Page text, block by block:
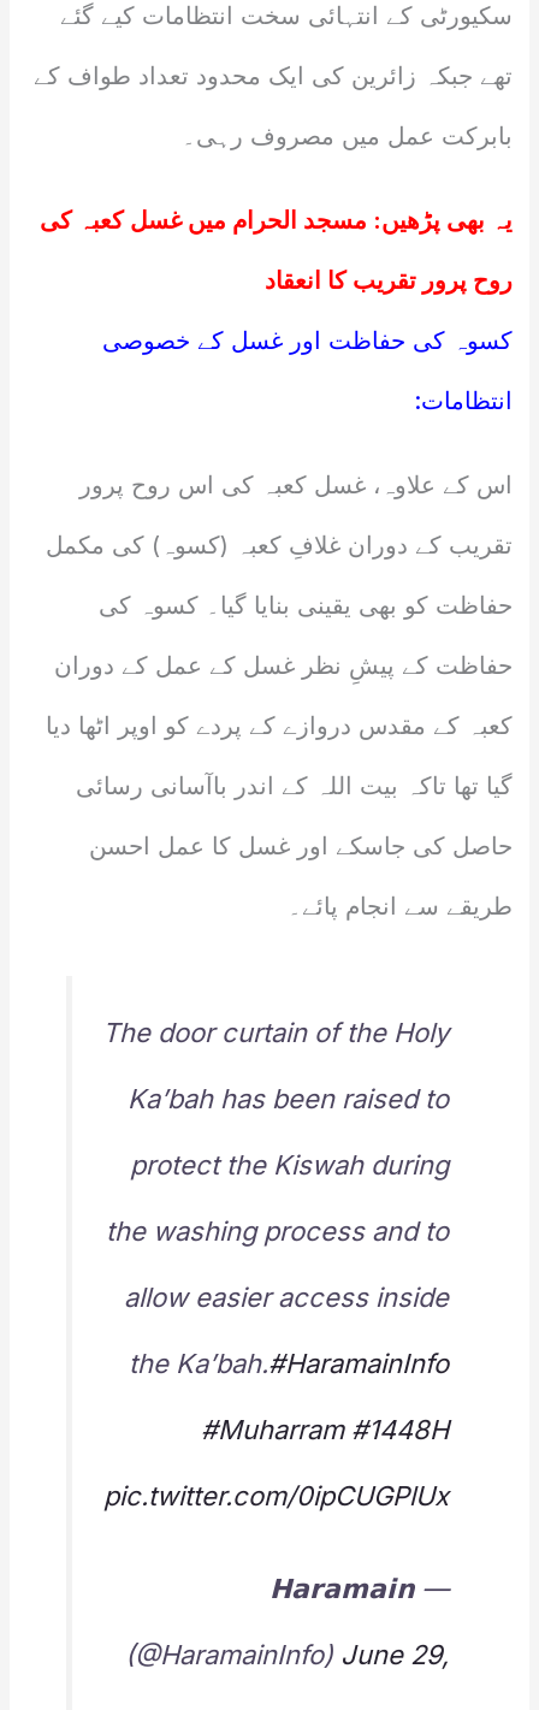
سکیورٹی کے انتہائی سخت انتظامات کیے گئے
تھے جبکہ زائرین کی ایک محدود تعداد طواف کے
بابرکت عمل میں مصروف رہی۔
یہ بھی پڑھیں: مسجد الحرام میں غسل کعبہ کی
روح پرور تقریب کا انعقاد
کسوہ کی حفاظت اور غسل کے خصوصی
انتظامات:
اس کے علاوہ، غسل کعبہ کی اس روح پرور
تقریب کے دوران غلافِ کعبہ (کسوہ) کی مکمل
حفاظت کو بھی یقینی بنایا گیا۔ کسوہ کی
حفاظت کے پیشِ نظر غسل کے عمل کے دوران
کعبہ کے مقدس دروازے کے پردے کو اوپر اٹھا دیا
گیا تھا تاکہ بیت اللہ کے اندر باآسانی رسائی
حاصل کی جاسکے اور غسل کا عمل احسن
طریقے سے انجام پائے۔
The door curtain of the Holy
Ka’bah has been raised to
protect the Kiswah during
the washing process and to
allow easier access inside
the Ka’bah.#HaramainInfo
#Muharram #1448H
pic.twitter.com/0ipCUGPlUx
— 𝗛𝗮𝗿𝗮𝗺𝗮𝗶𝗻
(@HaramainInfo) June 29,